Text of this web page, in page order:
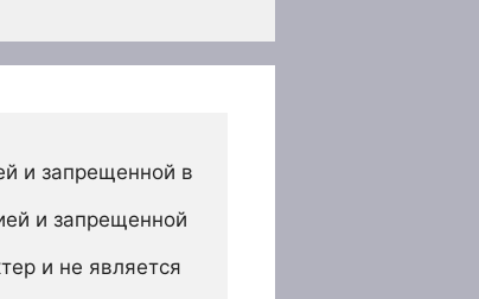
и запрещенной в
и запрещенной
и не является